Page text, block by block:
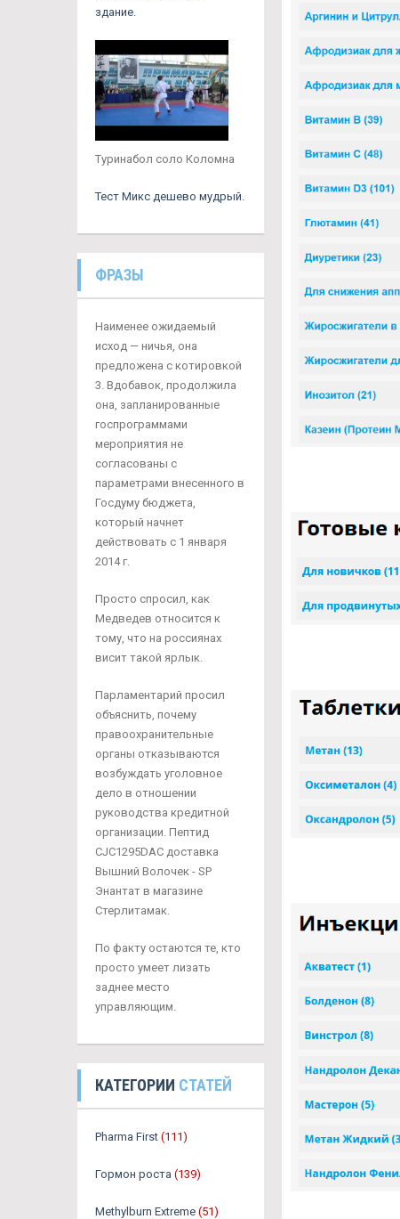
здание.
Туринабол соло Коломна
Тест Микс дешево мудрый.
ФРАЗЫ
Наименее ожидаемый
исход — ничья, она
предложена с котировкой
3. Вдобавок, продолжила
она, запланированные
госпрограммами
мероприятия не
согласованы с
параметрами внесенного в
Госдуму бюджета,
который начнет
действовать с 1 января
2014 г.
Просто спросил, как
Медведев относится к
тому, что на россиянах
висит такой ярлык.
Парламентарий просил
объяснить, почему
правоохранительные
органы отказываются
возбуждать уголовное
дело в отношении
руководства кредитной
организации. Пептид
CJC1295DAC доставка
Вышний Волочек - SP
Энантат в магазине
Стерлитамак.
По факту остаются те, кто
просто умеет лизать
заднее место
управляющим.
КАТЕГОРИИ СТАТЕЙ
Pharma First (111)
Гормон роста (139)
Methylburn Extreme (51)